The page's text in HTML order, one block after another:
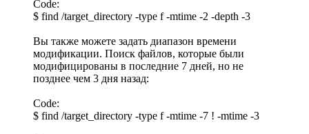
Code:
$ find /target_directory -type f -mtime -2 -depth -3
Вы также можете задать диапазон времени
модификации. Поиск файлов, которые были
модифицированы в последние 7 дней, но не
позднее чем 3 дня назад:
Code:
$ find /target_directory -type f -mtime -7 ! -mtime -3